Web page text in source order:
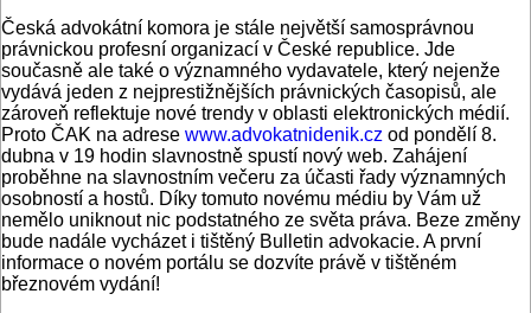
Česká advokátní komora je stále největší samosprávnou
právnickou profesní organizací v České republice. Jde
současně ale také o významného vydavatele, který nejenže
vydává jeden z nejprestižnějších právnických časopisů, ale
zároveň reflektuje nové trendy v oblasti elektronických médií.
Proto ČAK na adrese www.advokatnidenik.cz od pondělí 8.
dubna v 19 hodin slavnostně spustí nový web. Zahájení
proběhne na slavnostním večeru za účasti řady významných
osobností a hostů. Díky tomuto novému médiu by Vám už
nemělo uniknout nic podstatného ze světa práva. Beze změny
bude nadále vycházet i tištěný Bulletin advokacie. A první
informace o novém portálu se dozvíte právě v tištěném
březnovém vydání!